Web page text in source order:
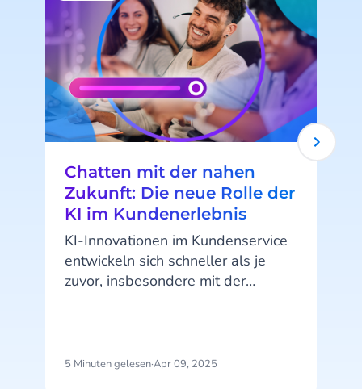
Chatten mit der nahen
Zukunft: Die neue Rolle der
KI im Kundenerlebnis
KI-Innovationen im Kundenservice
entwickeln sich schneller als je
zuvor, insbesondere mit der
Commerce unserer Engagement
5 Minuten gelesen·Apr 09, 2025